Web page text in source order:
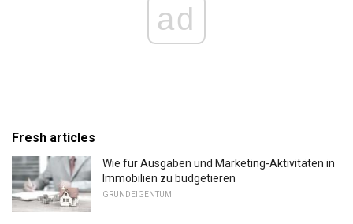
ad
Fresh articles
Wie für Ausgaben und Marketing-Aktivitäten in
Immobilien zu budgetieren
GRUNDEIGENTUM